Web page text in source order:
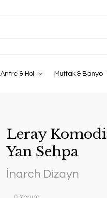
Antre & Hol Mutfak & Banyo
Leray
Yan Sehpa
İnarch Dizayn